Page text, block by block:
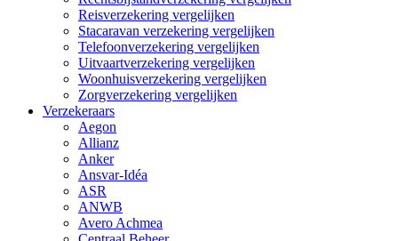
Reisverzekering vergelijken
Stacaravan verzekering vergelijken
Telefoonverzekering vergelijken
Uitvaartverzekering vergelijken
Woonhuisverzekering vergelijken
Zorgverzekering vergelijken
Verzekeraars
Aegon
Allianz
Anker
Ansvar-Idéa
ASR
ANWB
Avero Achmea